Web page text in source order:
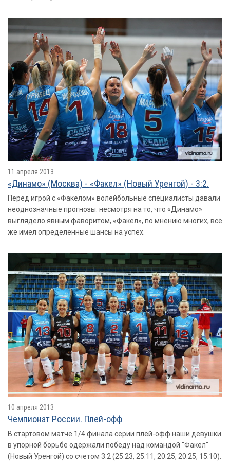
11 апреля 2013
«Динамо» (Москва) - «Факел» (Новый Уренгой) - 3:2.
Перед игрой с «Факелом» волейбольные специалисты давали
неоднозначные прогнозы: несмотря на то, что «Динамо»
выглядело явным фаворитом, «Факел», по мнению многих, всё
же имел определенные шансы на успех.
10 апреля 2013
Чемпионат России. Плей-офф
В стартовом матче 1/4 финала серии плей-офф наши девушки
в упорной борьбе одержали победу над командой "Факел"
(Новый Уренгой) со счетом 3:2 (25:23, 25:11, 20:25, 20:25, 15:10).